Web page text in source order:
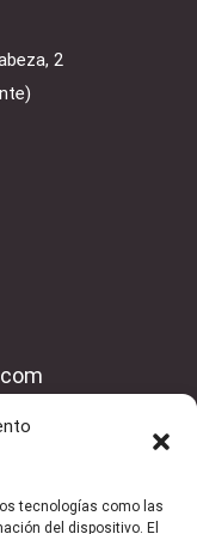
tecnologías como las
del dispositivo. El
2